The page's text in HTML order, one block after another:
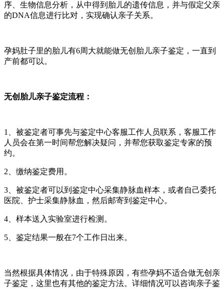
序、生物信息分析，从中得到胎儿的遗传信息，并与假定父亲
的DNA信息进行比对，实现确认亲子关系。
孕妈肚子里的胎儿有6周大就能做无创胎儿亲子鉴定，一直到
产前都可以。
无创胎儿亲子鉴定流程：
1、被鉴定者可事先与鉴定中心客服工作人员联系，客服工作
人员会在第一时间帮您解决疑问，并帮您获取鉴定专家的预
约。
2、缴纳鉴定费用。
3、被鉴定者可以到鉴定中心采集静脉血样本，或者自己委托
医院、护士采集静脉血，然后邮寄到鉴定中心。
4、样本送入实验室进行检测。
5、鉴定结果一般在7个工作日出来。
当然根据具体情况，由于特殊原因，有些孕妈不适合做无创亲
子鉴定，这里也有其他的鉴定方法。详细情况可以咨询亲子鉴